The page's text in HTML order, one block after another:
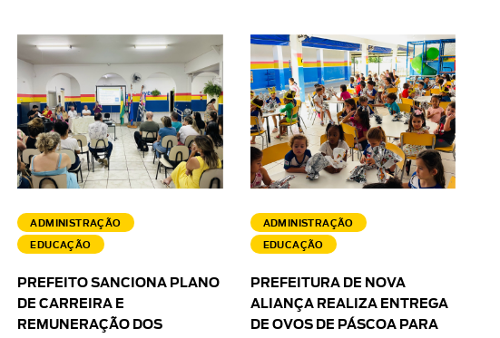
ADMINISTRAÇÃO
EDUCAÇÃO
PREFEITO SANCIONA PLANO
DE CARREIRA E
REMUNERAÇÃO DOS
ADMINISTRAÇÃO
EDUCAÇÃO
PREFEITURA DE NOVA
ALIANÇA REALIZA ENTREGA
DE OVOS DE PÁSCOA PARA